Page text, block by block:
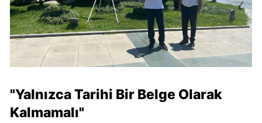
"Yalnızca Tarihi Bir Belge Olarak
Kalmamalı"